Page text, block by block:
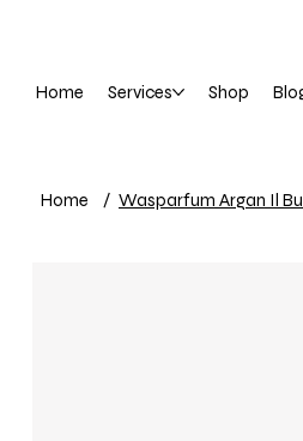
Home Services Shop
Home / Wasparfum Argan Il